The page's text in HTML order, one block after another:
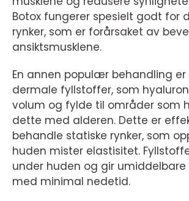
Botox fungerer spesielt godt for
rynker, som er forårsaket av
ansiktsmusklene.
En annen populær behandling er
dermale fyllstoffer, som
volum og fylde til områder som
dette med alderen. Dette er
behandle statiske rynker, som
huden mister elastisitet.
under huden og gir
med minimal nedetid.